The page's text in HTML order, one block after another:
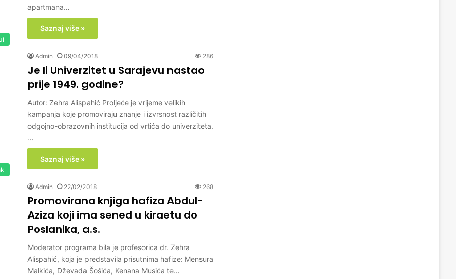
apartmana…
Saznaj više »
Admin 09/04/2018 286
Je li Univerzitet u Sarajevu nastao
prije 1949. godine?
Autor: Zehra Alispahić Proljeće je vrijeme velikih
kampanja koje promoviraju znanje i izvrsnost različitih
odgojno-obrazovnih institucija od vrtića do univerziteta.
…
Saznaj više »
Admin 22/02/2018 268
Promovirana knjiga hafiza Abdul-
Aziza koji ima sened u kiraetu do
Poslanika, a.s.
Moderator programa bila je profesorica dr. Zehra
Alispahić, koja je predstavila prisutnima hafize: Mensura
Malkića, Dževada Šošića, Kenana Musića te…